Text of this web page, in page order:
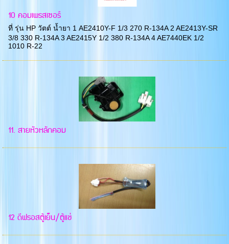
10 คอมเพรสเซอร์
ที่ รุ่น HP วัตต์ น้ำยา 1 AE2410Y-F 1/3 270 R-134A 2 AE2413Y-SR
3/8 330 R-134A 3 AE2415Y 1/2 380 R-134A 4 AE7440EK 1/2
1010 R-22
11. สายหัวหลักคอม
12 ดีฟรอสตู้เย็น/ตู้แช่